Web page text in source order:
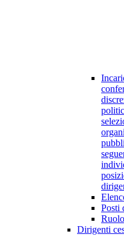
Posti
Dirigenti